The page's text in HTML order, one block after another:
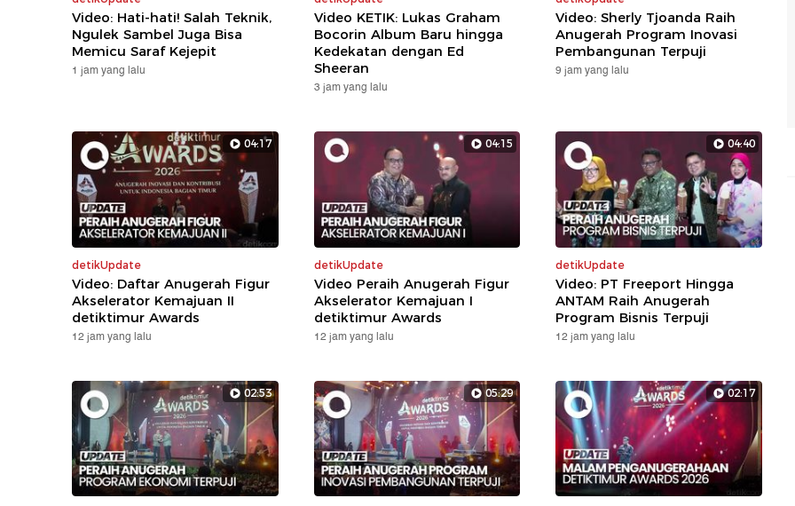
Video: Hati-hati! Salah Teknik,
Ngulek Sambel Juga Bisa
Memicu Saraf Kejepit
1 jam yang lalu
Video KETIK: Lukas Graham
Bocorin Album Baru hingga
Kedekatan dengan Ed
Sheeran
3 jam yang lalu
Video: Sherly Tjoanda Raih
Anugerah Program Inovasi
Pembangunan Terpuji
9 jam yang lalu
04:17
detikUpdate
Video: Daftar Anugerah Figur
Akselerator Kemajuan II
detiktimur Awards
12 jam yang lalu
04:15
detikUpdate
Video Peraih Anugerah Figur
Akselerator Kemajuan I
detiktimur Awards
12 jam yang lalu
04:40
detikUpdate
Video: PT Freeport Hingga
ANTAM Raih Anugerah
Program Bisnis Terpuji
12 jam yang lalu
02:53 05:29 02:17